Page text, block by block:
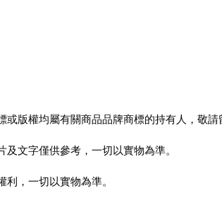
版權均屬有關商品品牌商標的持有人，敬請
文字僅供參考，一切以實物為準。
，一切以實物為準。